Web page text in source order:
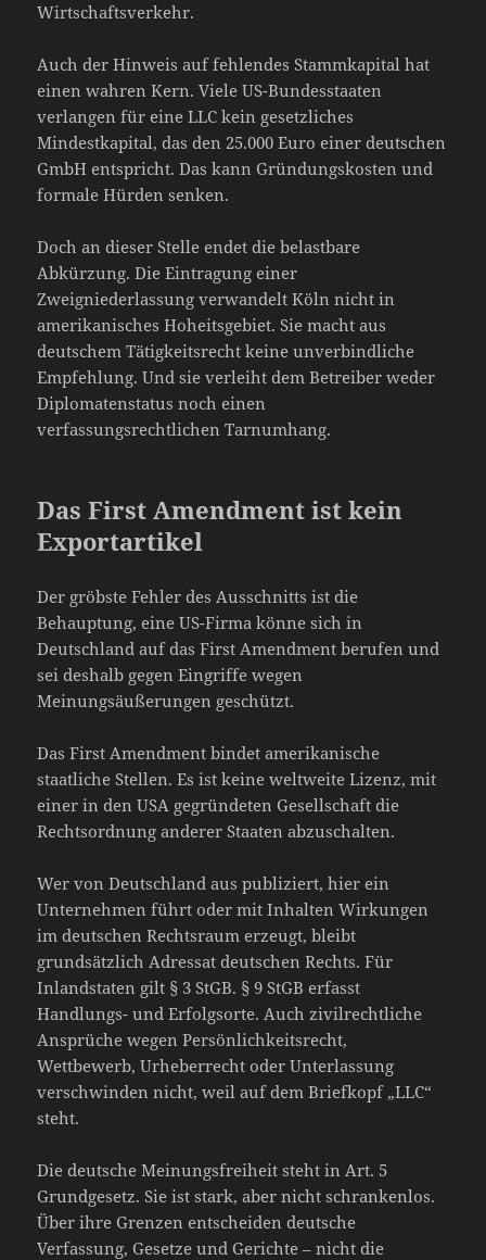
Wirtschaftsverkehr.
Auch der Hinweis auf fehlendes Stammkapital hat
einen wahren Kern. Viele US-Bundesstaaten
verlangen für eine LLC kein gesetzliches
Mindestkapital, das den 25.000 Euro einer deutschen
GmbH entspricht. Das kann Gründungskosten und
formale Hürden senken.
Doch an dieser Stelle endet die belastbare
Abkürzung. Die Eintragung einer
Zweigniederlassung verwandelt Köln nicht in
amerikanisches Hoheitsgebiet. Sie macht aus
deutschem Tätigkeitsrecht keine unverbindliche
Empfehlung. Und sie verleiht dem Betreiber weder
Diplomatenstatus noch einen
verfassungsrechtlichen Tarnumhang.
Das First Amendment ist kein
Exportartikel
Der gröbste Fehler des Ausschnitts ist die
Behauptung, eine US-Firma könne sich in
Deutschland auf das First Amendment berufen und
sei deshalb gegen Eingriffe wegen
Meinungsäußerungen geschützt.
Das First Amendment bindet amerikanische
staatliche Stellen. Es ist keine weltweite Lizenz, mit
einer in den USA gegründeten Gesellschaft die
Rechtsordnung anderer Staaten abzuschalten.
Wer von Deutschland aus publiziert, hier ein
Unternehmen führt oder mit Inhalten Wirkungen
im deutschen Rechtsraum erzeugt, bleibt
grundsätzlich Adressat deutschen Rechts. Für
Inlandstaten gilt § 3 StGB. § 9 StGB erfasst
Handlungs- und Erfolgsorte. Auch zivilrechtliche
Ansprüche wegen Persönlichkeitsrecht,
Wettbewerb, Urheberrecht oder Unterlassung
verschwinden nicht, weil auf dem Briefkopf „LLC“
steht.
Die deutsche Meinungsfreiheit steht in Art. 5
Grundgesetz. Sie ist stark, aber nicht schrankenlos.
Über ihre Grenzen entscheiden deutsche
Verfassung, Gesetze und Gerichte – nicht die